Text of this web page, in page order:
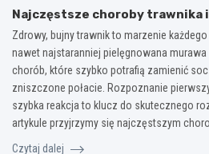
Najczęstsze choroby trawnika
Zdrowy, bujny trawnik to marzenie
nawet najstaranniej pielęgnowana
chorób, które szybko potrafią zamienić
zniszczone połacie. Rozpoznanie
szybka reakcja to klucz do skutecznego
artykule przyjrzymy się najczęstszym
Czytaj dalej